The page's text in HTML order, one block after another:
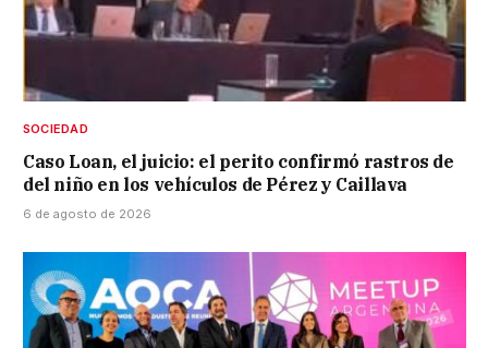
SOCIEDAD
Caso Loan, el juicio: el perito confirmó rastros de
del niño en los vehículos de Pérez y Caillava
6 de agosto de 2026